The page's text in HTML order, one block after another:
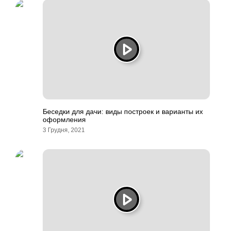
Беседки для дачи: виды построек и варианты их
оформления
3 Грудня, 2021